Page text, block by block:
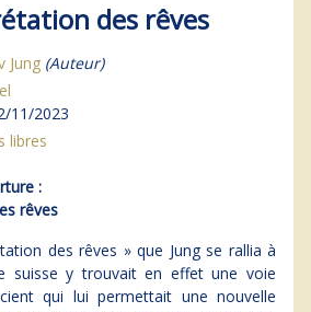
des rêves
Jung (Auteur)
11/2023
libres
:
rêves
des rêves » que Jung se rallia à
suisse y trouvait en effet une voie
qui lui permettait une nouvelle